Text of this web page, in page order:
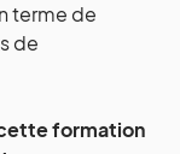
terme de
de
formation